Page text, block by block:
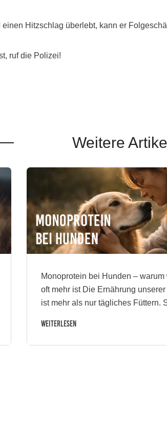
Hitzschlag überlebt, kann er
ruf die Polizei!
Weitere
Monoprotein bei Hunden – warum
oft mehr ist Die Ernährung
ist mehr als nur tägliches Füttern.
Weiterlesen